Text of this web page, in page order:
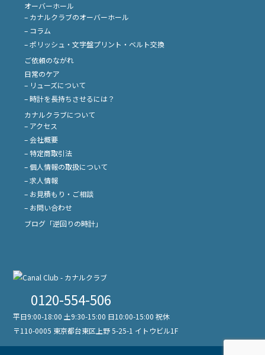
オーバーホール
– カナルクラブのオーバーホール
– コラム
– ポリッシュ・文字盤プリント・ベルト交換
ご依頼のながれ
日常のケア
– リューズについて
– 時計を長持ちさせるには？
カナルクラブについて
– アクセス
– 会社概要
– 特定商取引法
– 個人情報の取扱について
– 求人情報
– お見積もり・ご相談
– お問い合わせ
ブログ「逆回りの時計」
0120-554-506
平日9:00-18:00 土9:30-15:00 日10:00-15:00 祝休
〒110-0005 東京都台東区上野 5-25-1 イトウビル1F